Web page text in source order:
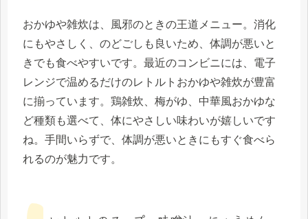
おかゆや雑炊は、風邪のときの王道メニュー。消化
にもやさしく、のどごしも良いため、体調が悪いと
きでも食べやすいです。最近のコンビニには、電子
レンジで温めるだけのレトルトおかゆや雑炊が豊富
に揃っています。鶏雑炊、梅がゆ、中華風おかゆな
ど種類も選べて、体にやさしい味わいが嬉しいです
ね。手間いらずで、体調が悪いときにもすぐ食べら
れるのが魅力です。